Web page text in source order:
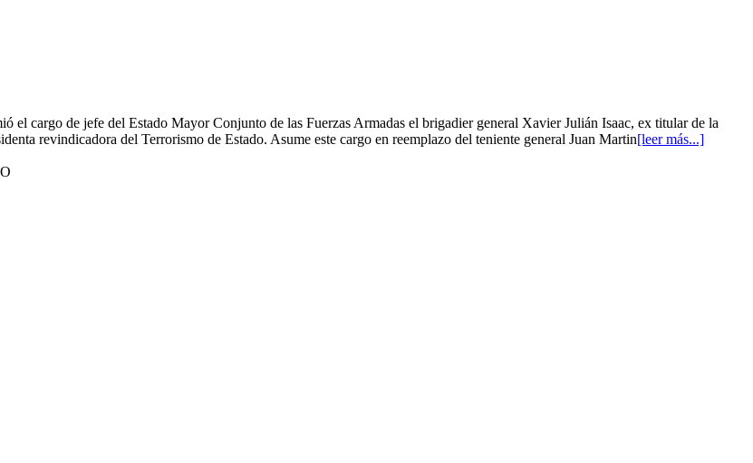
el cargo de jefe del Estado Mayor Conjunto de las Fuerzas Armadas el brigadier general Xavier Julián Isaac, ex titular de la
revindicadora del Terrorismo de Estado. Asume este cargo en reemplazo del teniente general Juan Martin[leer más...]